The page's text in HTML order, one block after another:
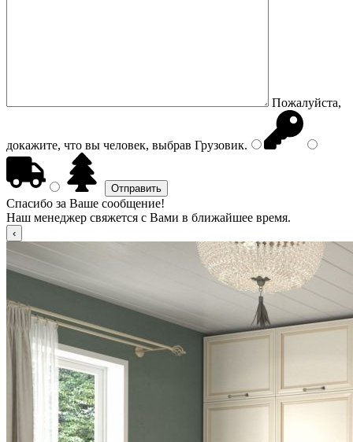
Пожалуйста,
докажите, что вы человек, выбрав Грузовик.
Спасибо за Ваше сообщение!
Наш менеджер свяжется с Вами в ближайшее время.